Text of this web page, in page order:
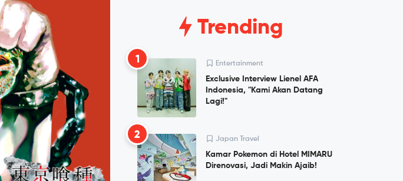
Trending
1 Entertainment
Exclusive Interview Lienel AFA
Indonesia, "Kami Akan Datang
Lagi!"
2 Japan Travel
Kamar Pokemon di Hotel MIMARU
Direnovasi, Jadi Makin Ajaib!